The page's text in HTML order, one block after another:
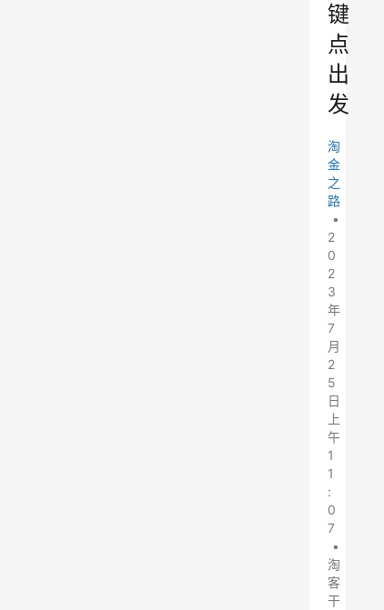
键
点
出
发
淘
金
之
路
•
2
0
2
3
年
7
月
2
5
日
上
午
1
1
:
0
7
•
淘
客
干